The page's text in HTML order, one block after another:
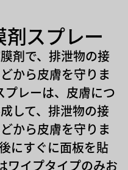
スプレー
剤で、排泄物の接
から皮膚を守りま
プレーは、皮膚につ
して、排泄物の接
から皮膚を守りま
にすぐに面板を貼
ワイプタイプのみお